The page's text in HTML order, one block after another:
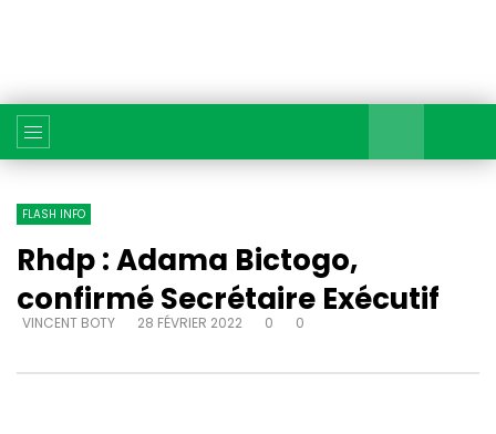
FLASH INFO
Rhdp : Adama Bictogo,
confirmé Secrétaire Exécutif
VINCENT BOTY 28 FÉVRIER 2022 0 0